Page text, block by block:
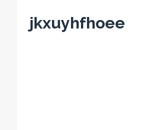
jkxuyhfhoee